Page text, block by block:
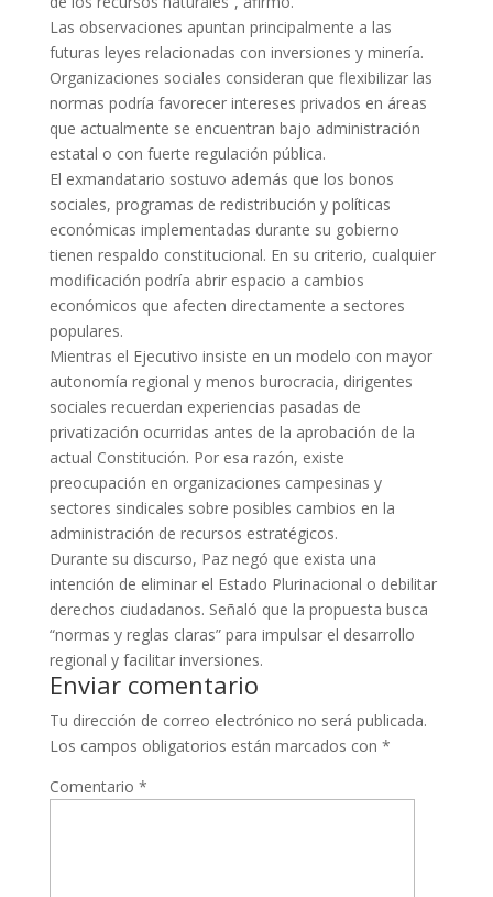
Las observaciones apuntan principalmente a las
futuras leyes relacionadas con inversiones y minería.
Organizaciones sociales consideran que flexibilizar las
normas podría favorecer intereses privados en áreas
que actualmente se encuentran bajo administración
estatal o con fuerte regulación pública.
El exmandatario sostuvo además que los bonos
sociales, programas de redistribución y políticas
económicas implementadas durante su gobierno
tienen respaldo constitucional. En su criterio, cualquier
modificación podría abrir espacio a cambios
económicos que afecten directamente a sectores
populares.
Mientras el Ejecutivo insiste en un modelo con mayor
autonomía regional y menos burocracia, dirigentes
sociales recuerdan experiencias pasadas de
privatización ocurridas antes de la aprobación de la
actual Constitución. Por esa razón, existe
preocupación en organizaciones campesinas y
sectores sindicales sobre posibles cambios en la
administración de recursos estratégicos.
Durante su discurso, Paz negó que exista una
intención de eliminar el Estado Plurinacional o debilitar
derechos ciudadanos. Señaló que la propuesta busca
“normas y reglas claras” para impulsar el desarrollo
regional y facilitar inversiones.
Enviar comentario
Tu dirección de correo electrónico no será publicada.
Los campos obligatorios están marcados con *
Comentario *